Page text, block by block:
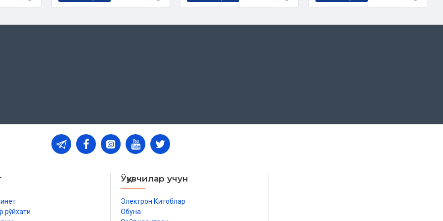
bo'yichа yetarlichа ma'lumot
emas
рўйхати
Ўқувчилар учун
Электрон Китоблар
Обуна